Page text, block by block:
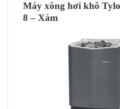
Máy xông hơi khô
8 – Xám